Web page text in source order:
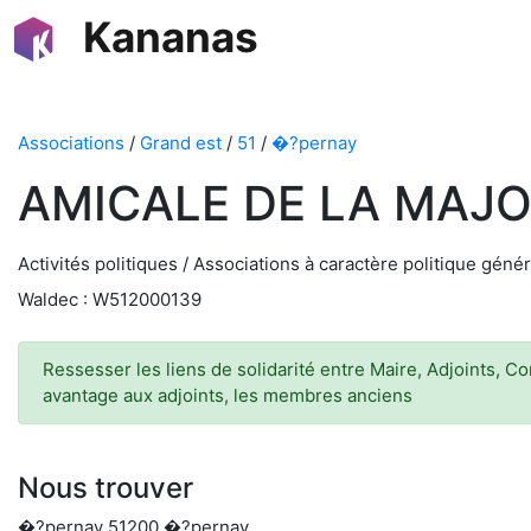
Kananas
Associations / Grand est / 51 / �?pernay
AMICALE DE LA
Activités politiques / Associations à caractère politique
Waldec : W512000139
Ressesser les liens de solidarité entre Maire, Adjoints,
avantage aux adjoints, les membres anciens
Nous trouver